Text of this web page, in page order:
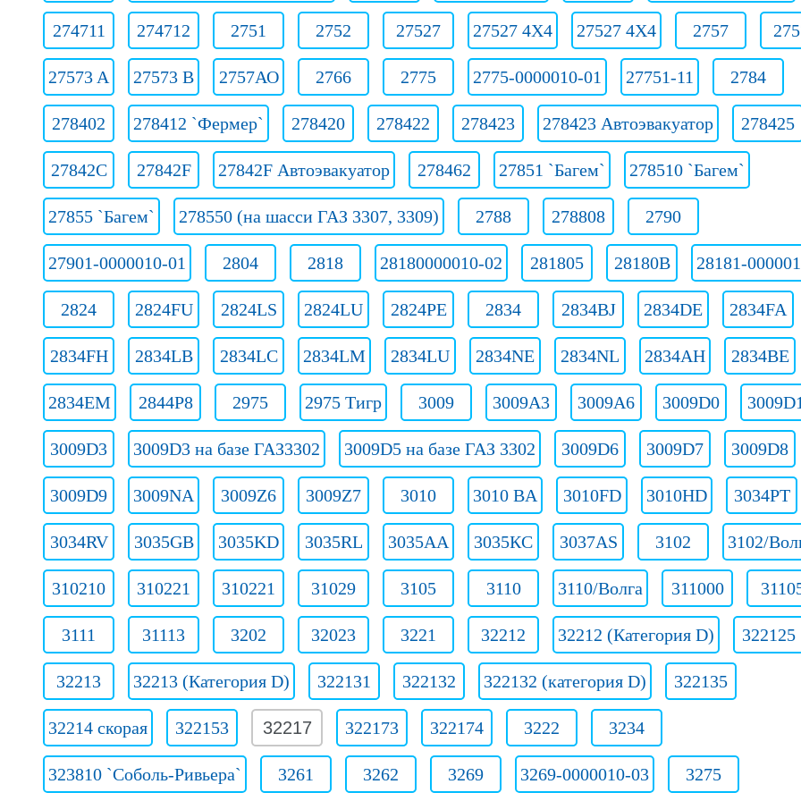
274711 274712 2751 2752 27527 27527 4X4 27527 4X4 2757
27573 A 27573 B 2757АО 2766 2775 2775-0000010-01 27751-11 2784
278402 278412 `Фермер` 278420 278422 278423 278423 Автоэвакуатор 278425
27842C 27842F 27842F Автоэвакуатор 278462 27851 `Багем` 278510 `Багем`
27855 `Багем` 278550 (на шасси ГАЗ 3307, 3309) 2788 278808 2790
27901-0000010-01 2804 2818 28180000010-02 281805 28180В 28181-
2824 2824FU 2824LS 2824LU 2824РЕ 2834 2834BJ 2834DE 2834FA
2834FH 2834LB 2834LC 2834LM 2834LU 2834NE 2834NL 2834АН 2834ВЕ
2834ЕМ 2844Р8 2975 2975 Тигр 3009 3009A3 3009A6 3009D0 3009D1
3009D3 3009D3 на базе ГАЗ3302 3009D5 на базе ГАЗ 3302 3009D6 3009D7 3009D8
3009D9 3009NA 3009Z6 3009Z7 3010 3010 BA 3010FD 3010HD 3034PT
3034RV 3035GB 3035KD 3035RL 3035АА 3035КС 3037AS 3102 3102/
310210 310221 310221 31029 3105 3110 3110/Волга 311000
3111 31113 3202 32023 3221 32212 32212 (Категория D) 322125
32213 32213 (Категория D) 322131 322132 322132 (категория D) 322135
32214 скорая 322153 32217 322173 322174 3222 3234
323810 `Соболь-Ривьера` 3261 3262 3269 3269-0000010-03 3275